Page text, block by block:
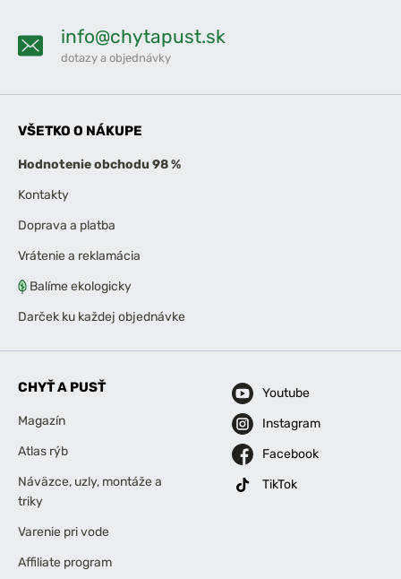
info@chytapust.sk
dotazy a objednávky
VŠETKO O NÁKUPE
Hodnotenie obchodu 98 %
Kontakty
Doprava a platba
Vrátenie a reklamácia
Balíme ekologicky
Darček ku každej objednávke
CHYŤ A PUSŤ
Magazín
Atlas rýb
Náväzce, uzly, montáže a
triky
Varenie pri vode
Affiliate program
Youtube
Instagram
Facebook
TikTok